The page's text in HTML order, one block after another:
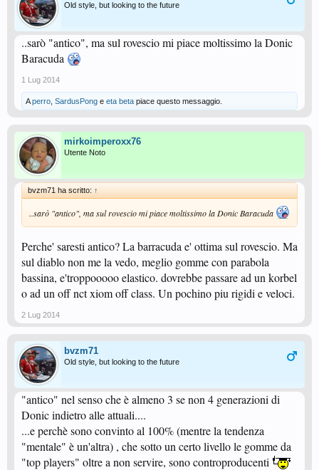
Old style, but looking to the future
..sarò "antico", ma sul rovescio mi piace moltissimo la Donic
Baracuda
1 Lug 2014
Aperro SardusPong e eta beta piace questo messaggio.
mirkoimperoxx76
Utente Noto
bvzm71 ha scritto: ↑
..sarò "antico", ma sul rovescio mi piace moltissimo la Donic Baracuda
Perche' saresti antico? La barracuda e' ottima sul rovescio. Ma
sul diablo non me la vedo, meglio gomme con parabola
bassina, e'troppooooo elastico. dovrebbe passare ad un korbel
o ad un off nct xiom off class. Un pochino piu rigidi e veloci.
2 Lug 2014
bvzm71
Old style, but looking to the future
"antico" nel senso che è almeno 3 se non 4 generazioni di
Donic indietro alle attuali....
...e perchè sono convinto al 100% (mentre la tendenza
"mentale" è un'altra) , che sotto un certo livello le gomme da
"top players" oltre a non servire, sono controproducenti